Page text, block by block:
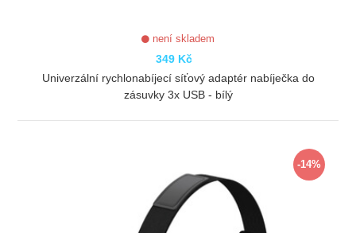
není skladem
349 Kč
Univerzální rychlonabíjecí síťový adaptér nabíječka do
zásuvky 3x USB - bílý
-14%